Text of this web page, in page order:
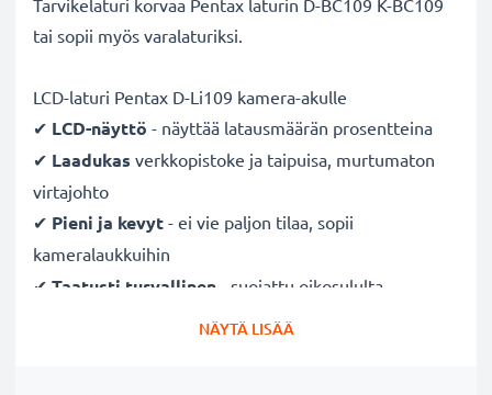
Tarvikelaturi korvaa Pentax laturin D-BC109 K-BC109
tai sopii myös varalaturiksi.
LCD-laturi Pentax D-Li109 kamera-akulle
✔ LCD-näyttö - näyttää latausmäärän prosentteina
✔ Laadukas verkkopistoke ja taipuisa, murtumaton
virtajohto
✔ Pieni ja kevyt - ei vie paljon tilaa, sopii
kameralaukkuihin
✔ Taatusti turvallinen - suojattu oikosululta,
ylikuumenemiselta ja ylijännitteeltä
NÄYTÄ LISÄÄ